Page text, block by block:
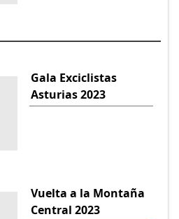
Gala Exciclistas
Asturias 2023
Vuelta a la Montaña
Central 2023